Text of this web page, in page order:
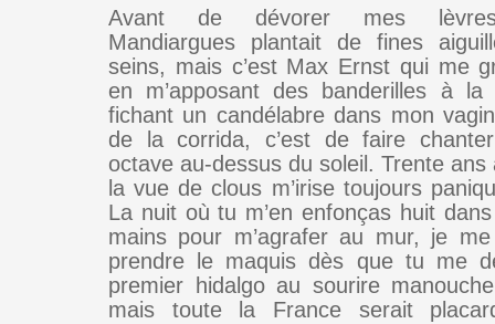
Avant de dévorer mes lèvres
Mandiargues plantait de fines
seins, mais c’est Max Ernst qui me
en m’apposant des banderilles à
fichant un candélabre dans mon
de la corrida, c’est de faire
octave au-dessus du soleil. Trente
la vue de clous m’irise toujours
La nuit où tu m’en enfonças huit
mains pour m’agrafer au mur, je
prendre le maquis dès que tu me
premier hidalgo au sourire
mais toute la France serait